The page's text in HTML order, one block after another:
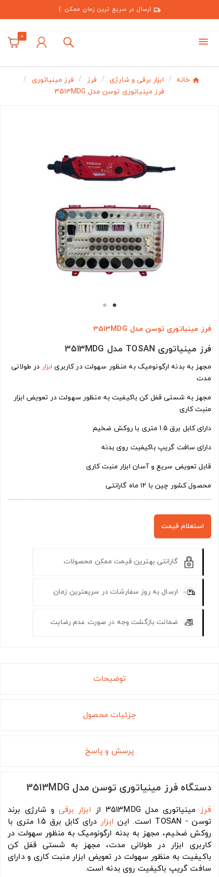
ارسال در سریع ترین زمان ممکن :)
0
خانه ابزار برقی و شارژی فرز
فرز مینیاتوری
فرز مینیاتوری توسن مدل 3513MDG
فرز مینیاتوری توسن مدل 3513MDG
فرز مینیاتوری TOSAN مدل 3513MDG
مجهز به بدنه ارگونومیک به منظور سهولت در کاربری ابزار در طولانی
مدت
مجهز به شستی قفل کن باکیفیت به منظور سهولت در تعویض ابزار
منبت کاری
دارای کابل برق 1.5 متری با روکش ضخیم
دارای سافت گریپ باکیفیت روی بدنه
قابل تعویض سریع و آسان ابزار منبت کاری
محصول کشور چین با ۱۲ ماه گارانتی
استعلام قیمت
گارانتی بهترین قیمت ممکن محصولات
ارسال به روز سفارشات در سریعترین زمان
ضمانت بازگشت وجه در صورت عدم رضایت
توضیحات
جزئیات محصول
پرسش و پاسخ
دستگاه فرز مینیاتوری توسن مدل 3513MDG
فرز مینیاتوری مدل 3513MDG از ابزار برقیو شارژی برند
توسن - TOSAN است. این
ابزار
درای کابل برق 1.5 متری با
روکش ضخیم، مجهز به بدنه ارگونومیک به منظور سهولت در
کاربری ابزار در طولانی مدت، مجهز به شستی قفل کن
باکیفیت به منظور سهولت در تعویض ابزار منبت کاری و دارای
سافت گریپ باکیفیت روی بدنه است.